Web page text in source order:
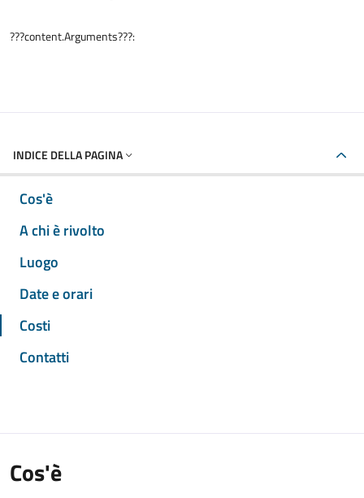
???content.Arguments???:
INDICE DELLA PAGINA
Cos'è
A chi è rivolto
Luogo
Date e orari
Costi
Contatti
Cos'è